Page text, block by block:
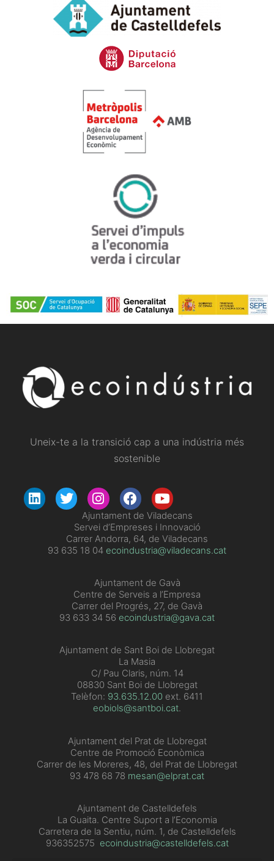
Uneix-te a la transició cap a una indústria més
sostenible
​Ajuntament de Viladecans
Servei d’Empreses i Innovació
Carrer Andorra, 64, de Viladecans
93 635 18 04 ecoindustria@viladecans.cat
Ajuntament de Gavà
Centre de Serveis a l’Empresa
Carrer del Progrés, 27, de Gavà
93 633 34 56 ecoindustria@gava.cat
Ajuntament de Sant Boi de Llobregat
La Masia
C/ Pau Claris, núm. 14
08830 Sant Boi de Llobregat
Telèfon: 93.635.12.00 ext. 6411
eobiols@santboi.cat.
Ajuntament del Prat de Llobregat
Centre de Promoció Econòmica
Carrer de les Moreres, 48, del Prat de Llobregat
93 478 68 78 mesan@elprat.cat
Ajuntament de Castelldefels
La Guaita. Centre Suport a l’Economia
Carretera de la Sentiu, núm. 1, de Castelldefels
936352575 ecoindustria@castelldefels.cat